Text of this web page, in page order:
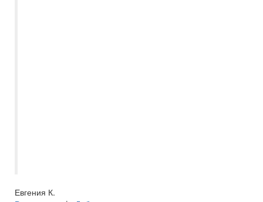
Евгения К.